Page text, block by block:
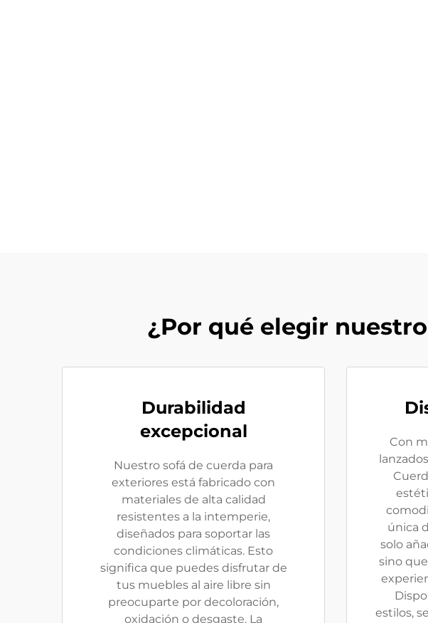
¿Por qué elegir
Durabilidad
excepcional
Nuestro sofá de cuerda para
exteriores está fabricado con
materiales de alta calidad
resistentes a la intemperie,
diseñados para soportar las
condiciones climáticas. Esto
significa que puedes disfrutar de
tus muebles al aire libre sin
preocuparte por decoloración,
oxidación o desgaste. La
Con
única
solo
sino
estilos,